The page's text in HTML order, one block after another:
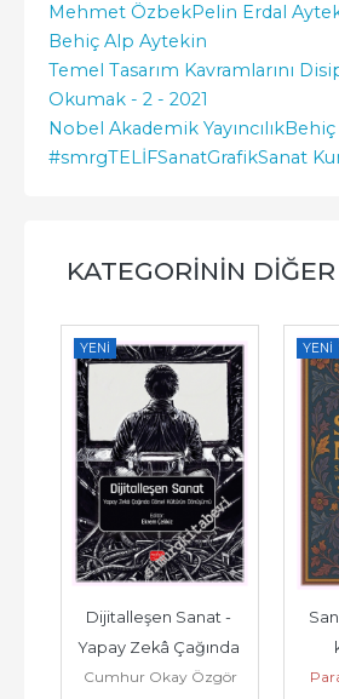
Mehmet ÖzbekPelin Erdal
Behiç Alp Aytekin
Temel Tasarım Kavramlarını
Okumak - 2 - 2021
Nobel Akademik Yayıncılık
#smrgTELİFSanatGrafikSanat
KATEGORININ
YENI
Dijitalleşen Sanat -
Yapay Zekâ Çağında
Görsel Kültürün
Cumhur Okay Özgör
YENI